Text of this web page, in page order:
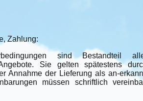
Zahlung:
sind Bestandteil
Sie gelten spätestens
Annahme der Lieferung als an-
müssen schriftlich